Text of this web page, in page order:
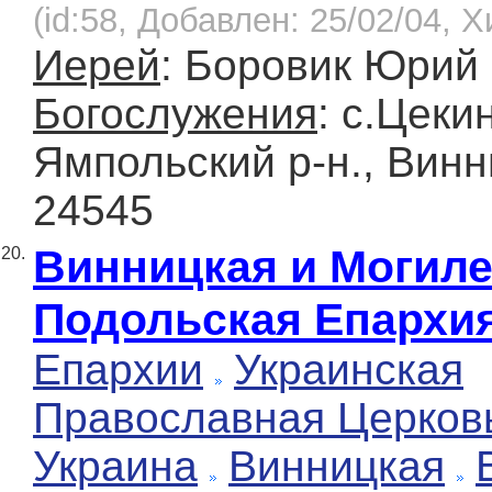
(id:58, Добавлен: 25/02/04,
Иерей: Боровик Юрий
Богослужения:
Ямпольский р-н.,
24545
20. Винницкая и
Подольская
Епархии
Украинская
Православная
Украина
Винницкая